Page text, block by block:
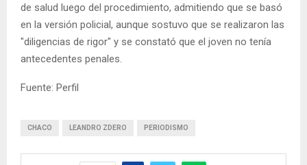
de salud luego del procedimiento, admitiendo que se basó
en la versión policial, aunque sostuvo que se realizaron las
"diligencias de rigor" y se constató que el joven no tenía
antecedentes penales.
Fuente: Perfil
CHACO LEANDRO ZDERO PERIODISMO